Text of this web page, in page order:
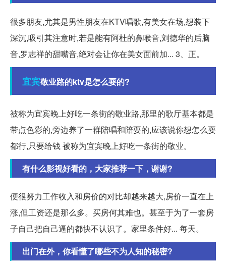
很多朋友,尤其是男性朋友在KTV唱歌,有美女在场,想装下
深沉,吸引其注意时,若是能有阿杜的鼻喉音,刘德华的后脑
音,罗志祥的甜嘴音,绝对会让你在美女面前加... 3、正。
宜宾敬业路的ktv是怎么耍的?
被称为宜宾晚上好吃一条街的敬业路,那里的歌厅基本都是
带点色彩的,旁边养了一群陪唱和陪耍的,应该说你想怎么耍
都行,只要给钱 被称为宜宾晚上好吃一条街的敬业。
有什么影视好看的，大家推荐一下，谢谢?
便很努力工作收入和房价的对比却越来越大,房价一直在上
涨,但工资还是那么多。买房何其难也。甚至于为了一套房
子自己把自己逼的都快不认识了。家里条件好... 每天。
出门在外，你看懂了哪些不为人知的秘密?